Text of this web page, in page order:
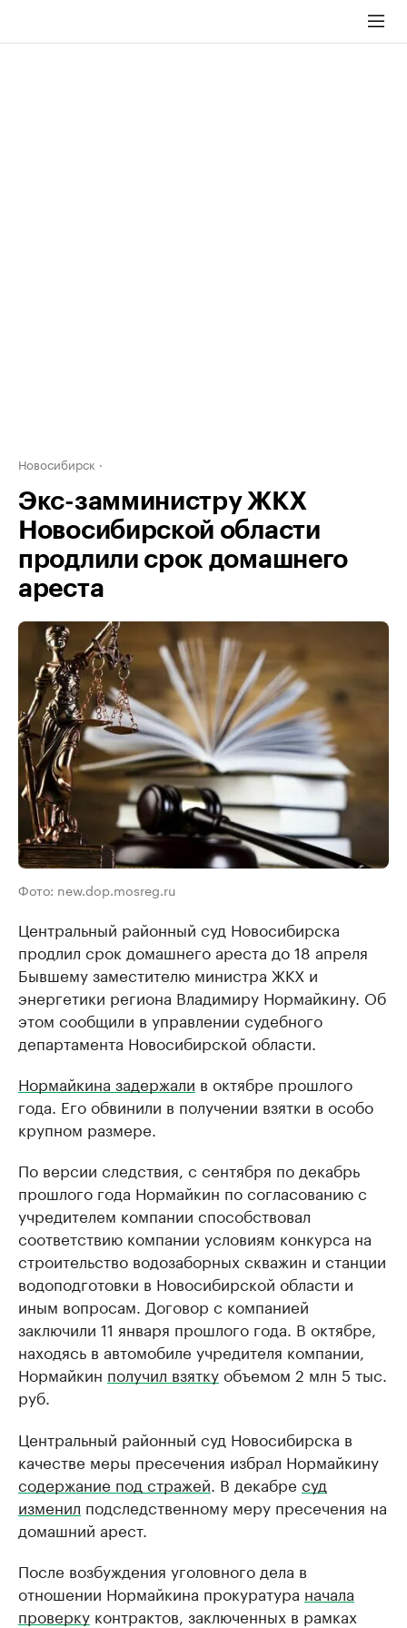
Новосибирск
Экс-замминистру ЖКХ
Новосибирской области
продлили срок домашнего
ареста
Фото: new.dop.mosreg.ru
Центральный районный суд Новосибирска
продлил срок домашнего ареста до 18 апреля
Бывшему заместителю министра ЖКХ и
энергетики региона Владимиру Нормайкину. Об
этом сообщили в управлении судебного
департамента Новосибирской области.
Нормайкина задержали в октябре прошлого
года. Его обвинили в получении взятки в особо
крупном размере.
По версии следствия, с сентября по декабрь
прошлого года Нормайкин по согласованию с
учредителем компании способствовал
соответствию компании условиям конкурса на
строительство водозаборных скважин и станции
водоподготовки в Новосибирской области и
иным вопросам. Договор с компанией
заключили 11 января прошлого года. В октябре,
находясь в автомобиле учредителя компании,
Нормайкин получил взяткуобъемом 2 млн 5 тыс.
руб.
Центральный районный суд Новосибирска в
качестве меры пресечения избрал Нормайкину
содержание под стражей . В декабре суд
изменил подследственному меру пресечения на
домашний арест.
После возбуждения уголовного дела в
отношении Нормайкина прокуратура начала
проверку контрактов, заключенных в рамках